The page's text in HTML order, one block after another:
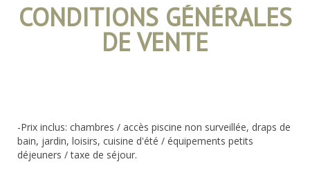
CONDITIONS GÉNÉRALES
DE VENTE
-Prix inclus: chambres / accès piscine non surveillée, draps de
bain, jardin, loisirs, cuisine d'été / équipements petits
déjeuners / taxe de séjour.